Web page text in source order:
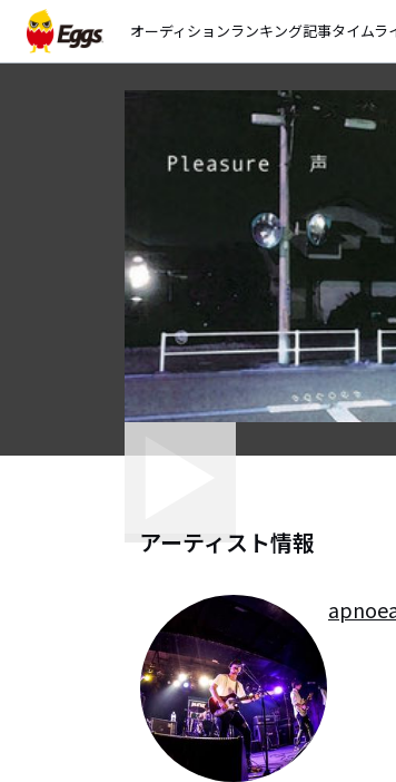
オーディションランキング記事タイムラ
アーティスト情報